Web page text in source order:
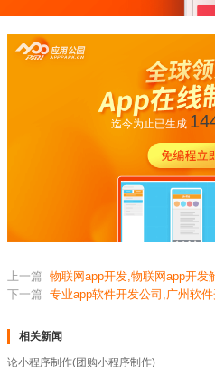
迄今为止已生成
上一篇 物联网app开发,物联网app开发
下一篇 专业app软件开发公司,广州软件
相关新闻
论小程序制作(团购小程序制作)